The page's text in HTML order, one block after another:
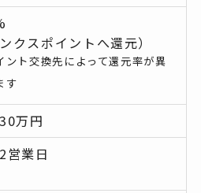
ンクスポイントへ還元）
ト交換先によって還元率が異
す
万円
営業日